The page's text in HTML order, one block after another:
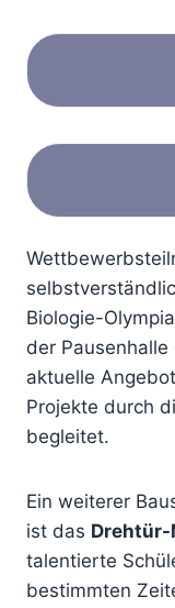
Biologie-
der
aktuelle
Projekte durch
begleitet.
Ein weiterer
ist das Drehtür-
talentierte
bestimmten